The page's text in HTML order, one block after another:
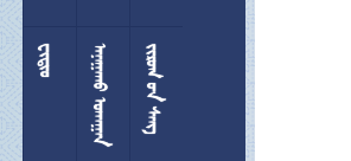
     